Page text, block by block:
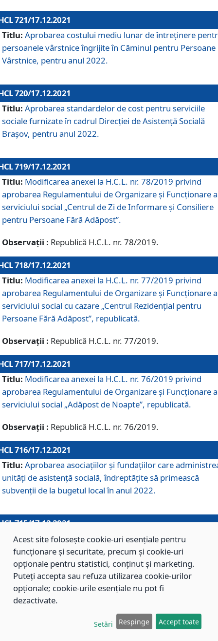
721/17.12.2021
Titlu: Aprobarea costului mediu lunar de întreţinere
persoanele vârstnice îngrijite în Căminul pentru Persoane
Vârstnice, pentru anul 2022.
720/17.12.2021
Titlu: Aprobarea standardelor de cost pentru serviciile
sociale furnizate în cadrul Direcției de Asistență Socială
Brașov, pentru anul 2022.
719/17.12.2021
Titlu: Modificarea anexei la H.C.L. nr. 78/2019 privind
aprobarea Regulamentului de Organizare și Funcționare
serviciului social „Centrul de Zi de Informare şi Consiliere
pentru Persoane Fără Adăpost”.
Observații : Republică H.C.L. nr. 78/2019.
718/17.12.2021
Titlu: Modificarea anexei la H.C.L. nr. 77/2019 privind
aprobarea Regulamentului de Organizare și Funcționare
serviciului social cu cazare „Centrul Rezidențial pentru
Persoane Fără Adăpost”, republicată.
Observații : Republică H.C.L. nr. 77/2019.
717/17.12.2021
Titlu: Modificarea anexei la H.C.L. nr. 76/2019 privind
aprobarea Regulamentului de Organizare şi Funcționare
serviciului social „Adăpost de Noapte”, republicată.
Observații : Republică H.C.L. nr. 76/2019.
716/17.12.2021
Titlu: Aprobarea asociaţiilor şi fundaţiilor care
unităţi de asistenţă socială, îndreptăţite să primească
subvenţii de la bugetul local în anul 2022.
715/17.12.2021
Titlu: Aprobarea Planului de acţiuni sau lucrări de interes
local pentru anul 2022.
714/17.12.2021
Titlu: Modificarea Anexei la H.C.L. nr. 709/2020 privind
aprobarea Regulamentului de Organizare şi Funcţionare
Direcţiei de Asistenţă Socială Braşov.
Acest site folosește cookie-uri esențiale pentru
funcționare și securitate, precum și cookie-uri
opționale pentru statistici, conținut și marketing.
Puteți accepta sau refuza utilizarea cookie-urilor
opționale; cookie-urile esențiale nu pot fi
dezactivate.
Setări Respinge Accept toate